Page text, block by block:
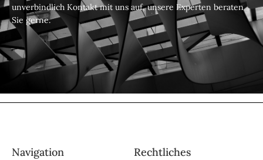
unverbindlich Kontakt mit uns auf, unsere Experten beraten
Sie gerne.
Rechtliches
Navigation